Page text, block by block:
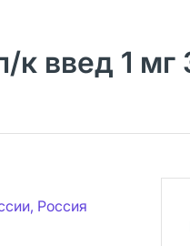
к введ 1 мг
Россия